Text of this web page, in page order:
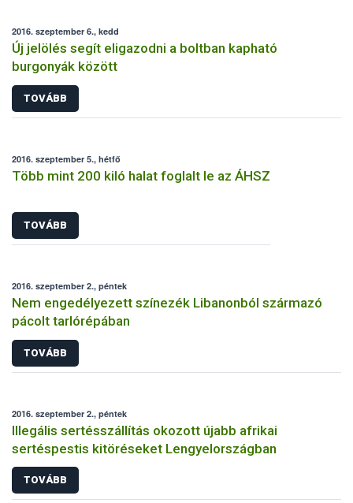
2016. szeptember 6., kedd
Új jelölés segít eligazodni a boltban kapható
burgonyák között
TOVÁBB
2016. szeptember 5., hétfő
Több mint 200 kiló halat foglalt le az ÁHSZ
TOVÁBB
2016. szeptember 2., péntek
Nem engedélyezett színezék Libanonból származó
pácolt tarlórépában
TOVÁBB
2016. szeptember 2., péntek
Illegális sertésszállítás okozott újabb afrikai
sertéspestis kitöréseket Lengyelországban
TOVÁBB